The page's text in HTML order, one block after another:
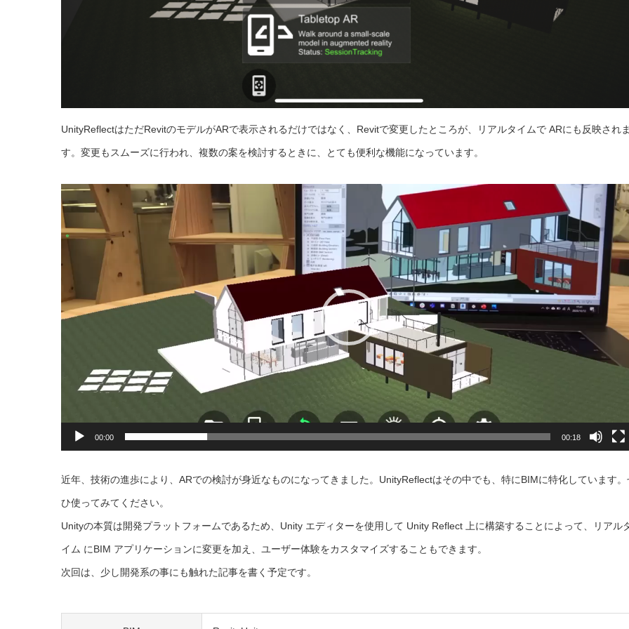
UnityReflectはただRevitのモデルがARで表示されるだけではなく、Revitで変更したところが、リアルタイムで ARにも反映され
す。変更もスムーズに行われ、複数の案を検討するときに、とても便利な機能になっています。
動
画
プ
レ
ー
ヤ
00:00 00:18
近年、技術の進歩により、ARでの検討が身近なものになってきました。UnityReflectはその中でも、特にBIMに特化しています。
ひ使ってみてください。
Unityの本質は開発プラットフォームであるため、Unity エディターを使用して Unity Reflect 上に構築することによって、リアル
イム にBIM アプリケーションに変更を加え、ユーザー体験をカスタマイズすることもできます。
次回は、少し開発系の事にも触れた記事を書く予定です。